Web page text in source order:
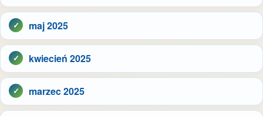
maj 2025
kwiecień 2025
marzec 2025